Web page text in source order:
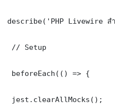
describe('PHP Livewire
// Setup
beforeEach(() => {
jest.clearAllMocks();